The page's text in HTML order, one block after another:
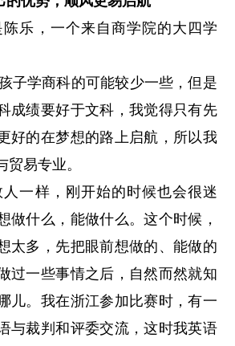
乐，一个来自商学院的大四学
子学商科的可能较少一些，但是
成绩要好于文科，我觉得只有先
好的在梦想的路上启航，所以我
贸易专业。
一样，刚开始的时候也会很迷
做什么，能做什么。这个时候，
太多，先把眼前想做的、能做的
过一些事情之后，自然而然就知
儿。我在浙江参加比赛时，有一
与裁判和评委交流，这时我英语